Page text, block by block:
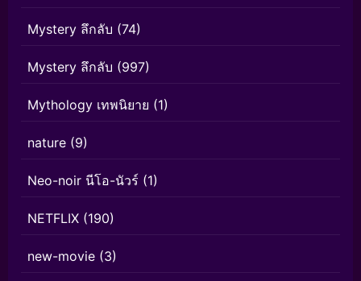
Mystery ลึกลับ (74)
Mystery ลึกลับ (997)
Mythology เทพนิยาย (1)
nature (9)
Neo-noir นีโอ-นัวร์ (1)
NETFLIX (190)
new-movie (3)